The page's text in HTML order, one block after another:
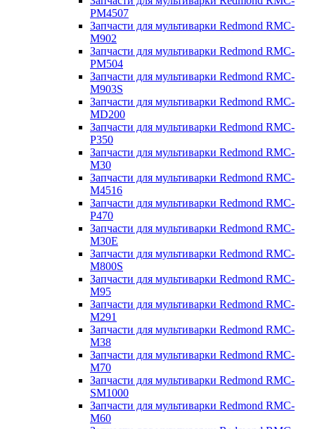
PM4507
Запчасти для мультиварки Redmond RMC-
M902
Запчасти для мультиварки Redmond RMC-
PM504
Запчасти для мультиварки Redmond RMC-
M903S
Запчасти для мультиварки Redmond RMC-
MD200
Запчасти для мультиварки Redmond RMC-
P350
Запчасти для мультиварки Redmond RMC-
M30
Запчасти для мультиварки Redmond RMC-
M4516
Запчасти для мультиварки Redmond RMC-
P470
Запчасти для мультиварки Redmond RMC-
M30E
Запчасти для мультиварки Redmond RMC-
M800S
Запчасти для мультиварки Redmond RMC-
M95
Запчасти для мультиварки Redmond RMC-
M291
Запчасти для мультиварки Redmond RMC-
M38
Запчасти для мультиварки Redmond RMC-
M70
Запчасти для мультиварки Redmond RMC-
SM1000
Запчасти для мультиварки Redmond RMC-
M60